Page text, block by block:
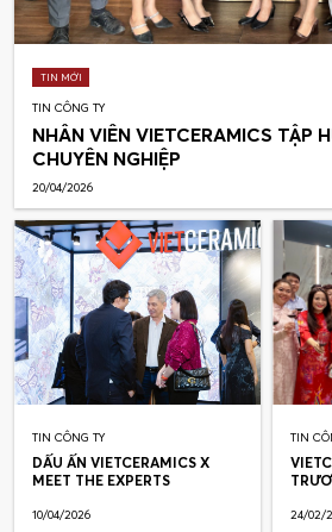
TIN MỚI
TIN CÔNG TY
NHÂN VIÊN VIETCERAMICS TẬP
CHUYÊN NGHIỆP
20/04/2026
TIN CÔNG TY
DẤU ẤN VIETCERAMICS X
MEET THE EXPERTS
10/04/2026
TIN
24/02/